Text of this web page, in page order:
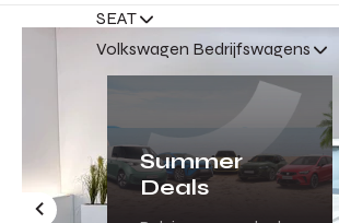
SEAT
Volkswagen Bedrijfswagens
Summer
Deals